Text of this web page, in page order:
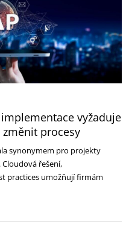
vyžaduje
procesy
synonymem pro projekty
řešení,
practices umožňují firmám